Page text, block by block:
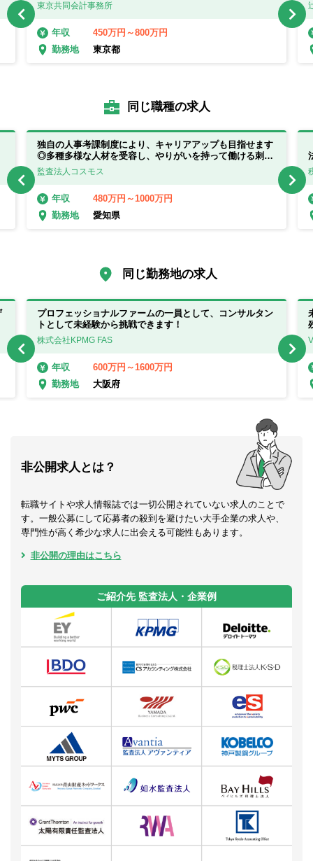
東京共同会計事務所
年収
450万円～800万円
勤務地
東京都
同じ職種の求人
独自の人事考課制度により、キャリアアップも目指せます
◎多種多様な人材を受容し、やりがいを持って働ける刺激
の多い環境です！
監査法人コスモス
年収
480万円～1000万円
勤務地
愛知県
同じ勤務地の求人
プロフェッショナルファームの一員として、コンサルタン
トとして未経験から挑戦できます！
株式会社KPMG FAS
年収
600万円～1600万円
勤務地
大阪府
非公開求人とは？
転職サイトや求人情報誌では一切公開されていない求人のことで
す。一般公募にして応募者の殺到を避けたい大手企業の求人や、
専門性が高く希少な求人に出会える可能性もあります。
非公開の理由はこちら
ご紹介先 監査法人・企業例